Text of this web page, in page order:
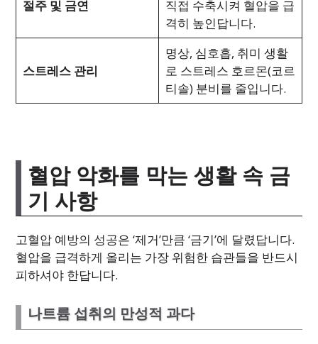
절주 및 금연
직접 수축시켜 혈압을 급
격히 높인답니다.
스트레스 관리
명상, 심호흡, 취미 생활
로 스트레스 호르몬(코르
티솔) 분비를 줄입니다.
혈압 악화를 막는 생활 속 금
기 사항
고혈압 예방의 성공은 ‘제거’만큼 ‘금기’에 달렸답니다.
혈압을 급격하게 올리는 가장 위험한 습관들을 반드시
피하셔야 한답니다.
나트륨 섭취의 만성적 과다